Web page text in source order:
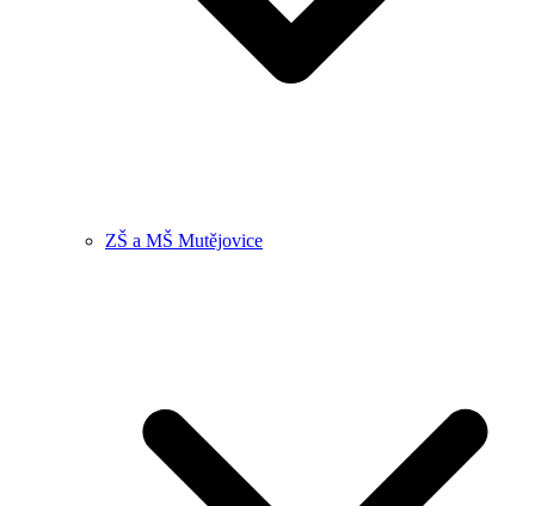
ZŠ a MŠ Mutějovice